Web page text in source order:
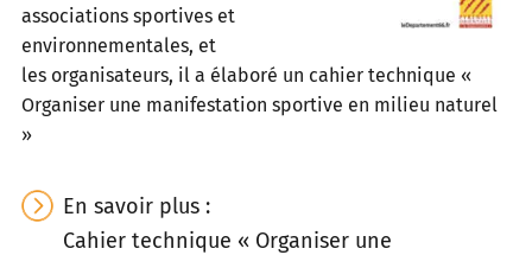
associations sportives et
environnementales, et
les organisateurs, il a élaboré un cahier technique «
Organiser une manifestation sportive en milieu naturel
»
En savoir plus :
Cahier technique « Organiser une